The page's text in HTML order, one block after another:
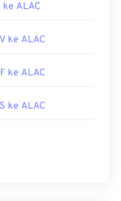
ke ALAC
ke ALAC
ke ALAC
ke ALAC